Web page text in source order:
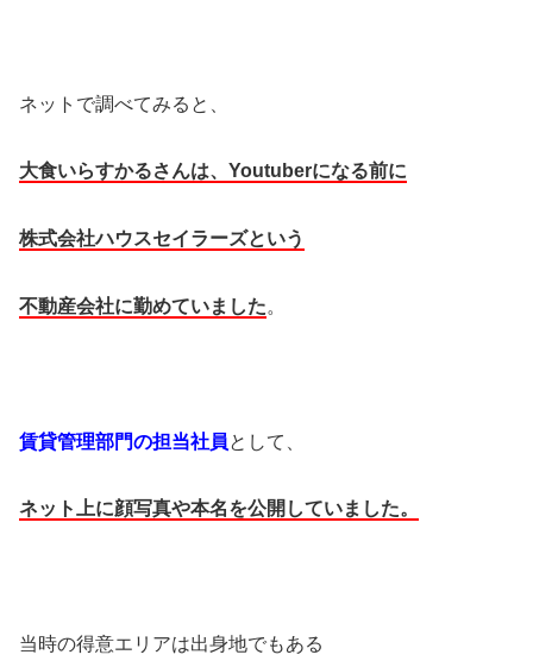
ネットで調べてみると、
大食いらすかるさんは、Youtuberになる前に
株式会社ハウスセイラーズという
不動産会社に勤めていました。
賃貸管理部門の担当社員として、
ネット上に顔写真や本名を公開していました。
当時の得意エリアは出身地でもある